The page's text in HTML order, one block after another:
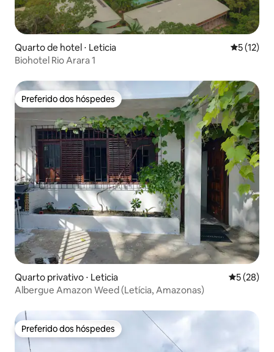
Quarto de hotel ⋅ Leticia 5 de uma
5 (12)
Biohotel Rio Arara 1
Preferido dos hóspedes
Preferido dos hóspedes
Quarto privativo ⋅ Leticia 5 de uma
5 (28)
Albergue Amazon Weed (Letícia, Amazonas)
Preferido dos hóspedes
Preferido dos hóspedes